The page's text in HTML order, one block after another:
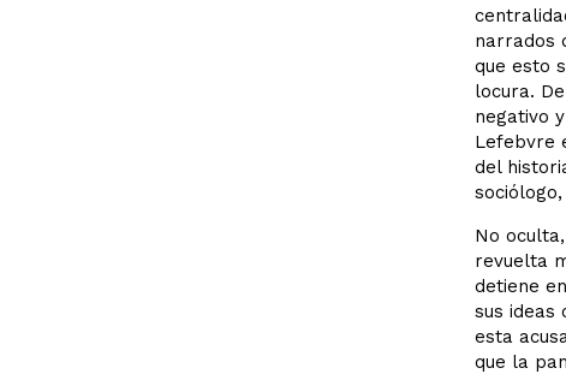
narrados
que esto
locura.
negativo
Lefebvre
del
No
revuelta
detiene
sus ideas
esta
que la